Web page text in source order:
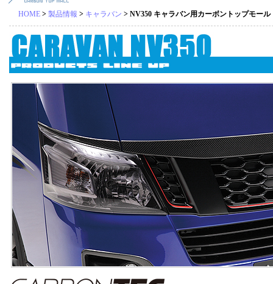
HOME > 製品情報 > キャラバン > NV350 キャラバン用カーボントップモール